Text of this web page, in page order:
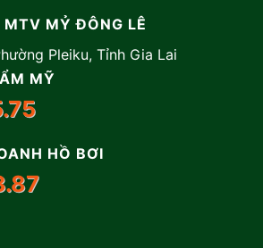
MỶ ĐÔNG LÊ
Pleiku, Tỉnh Gia Lai
MỸ
HỒ BƠI